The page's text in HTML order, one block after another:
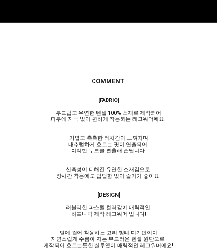
COMMENT
[FABRIC]
부드럽고 유연한 텐셀 100% 소재로 제작되어
피부에 자극 없이 편하게 착용되는 레그워머에요!
가볍고 촉촉한 터치감이 느껴지며
내추럴하게 흐르는 핏이 연출되어
여리한 무드를 연출해 준답니다.
신축성이 더해진 유연한 소재감으로
장시간 착용에도 답답함 없이 즐기기 좋아요!
[DESIGN]
러블리한 파스텔 컬러감이 매력적인
히프나틱 제작 레그워머 입니다!
발에 걸어 착용하는 고리 형태 디자인이며
자연스럽게 주름이 지는 부드러운 텐셀 원단으로
제작되어 흐르는듯한 실루엣이 매력적인 레그워머에요!